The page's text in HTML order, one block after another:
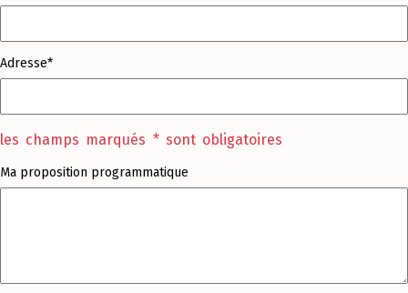
Adresse*
les champs marqués * sont obligatoires
Ma proposition programmatique